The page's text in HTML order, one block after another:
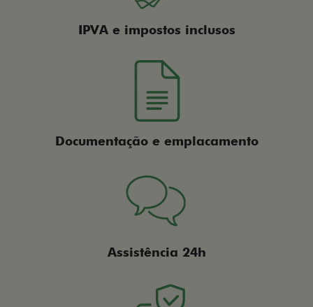
IPVA e impostos inclusos
Documentação e emplacamento
Assistência 24h